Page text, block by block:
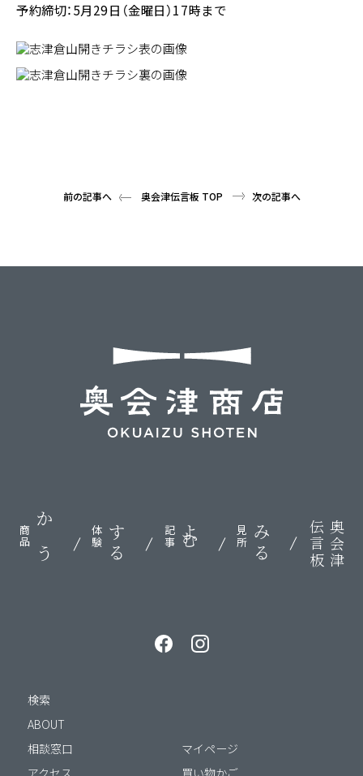
予約締切：5月29日（金曜日）17時まで
前の記事へ 奥会津伝言板 TOP 次の記事へ
かう
商品 する
体験 よむ
記事 みる
見所 奥会津
伝言板
検索
ABOUT
相談窓口
マイページ